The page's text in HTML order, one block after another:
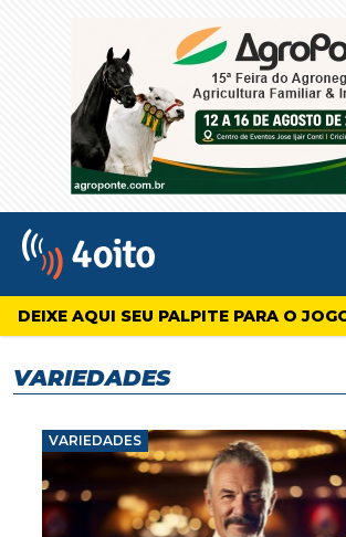
4oito
DEIXE AQUI SEU PALPITE PARA O
VARIEDADES
VARIEDADES